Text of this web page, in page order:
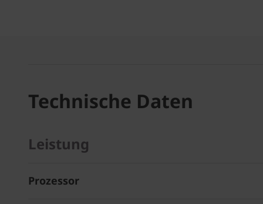
Technische Daten
Leistung
Prozessor